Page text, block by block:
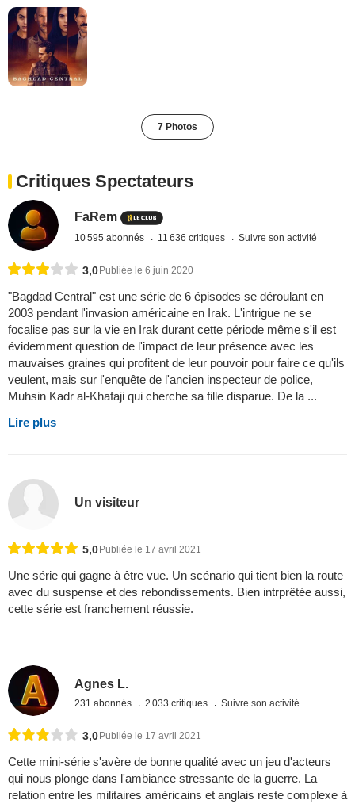
7 Photos
Critiques Spectateurs
FaRem
10 595 abonnés 11 636 critiques Suivre son activité
3,0Publiée le 6 juin 2020
"Bagdad Central" est une série de 6 épisodes se déroulant en
2003 pendant l'invasion américaine en Irak. L'intrigue ne se
focalise pas sur la vie en Irak durant cette période même s'il est
évidemment question de l'impact de leur présence avec les
mauvaises graines qui profitent de leur pouvoir pour faire ce qu'ils
veulent, mais sur l'enquête de l'ancien inspecteur de police,
Muhsin Kadr al-Khafaji qui cherche sa fille disparue. De la ...
Lire plus
Un visiteur
5,0 Publiée le 17 avril 2021
Une série qui gagne à être vue. Un scénario qui tient bien la route
avec du suspense et des rebondissements. Bien intrprêtée aussi,
cette série est franchement réussie.
Agnes L.
231 abonnés 2 033 critiques Suivre son activité
3,0 Publiée le 17 avril 2021
Cette mini-série s'avère de bonne qualité avec un jeu d'acteurs
qui nous plonge dans l'ambiance stressante de la guerre. La
relation entre les militaires américains et anglais reste complexe à